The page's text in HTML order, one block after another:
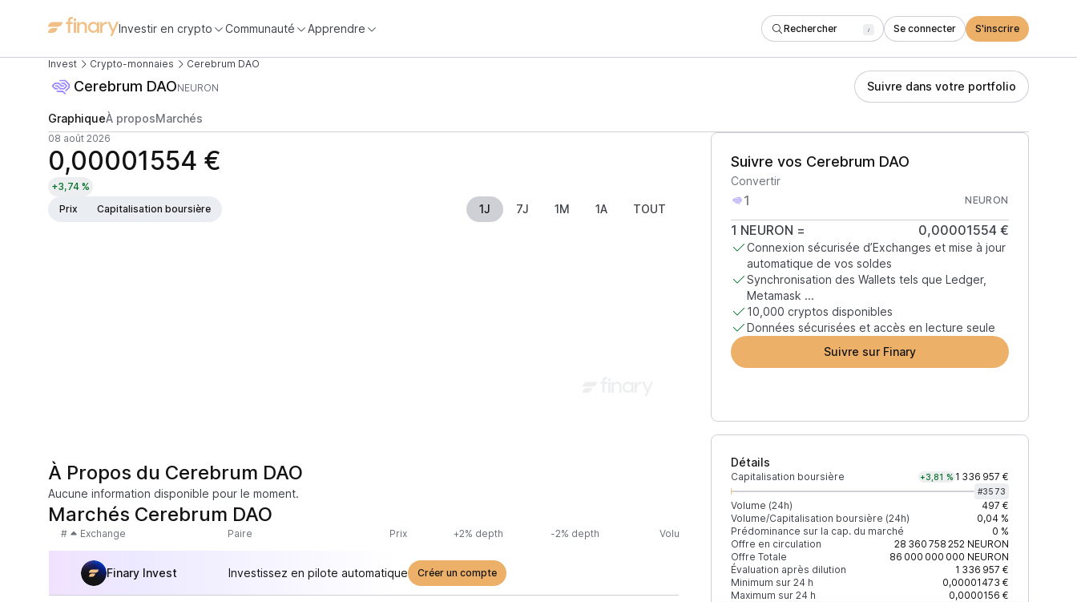
Investir en crypto Communauté Apprendre Rechercher / Se connecter S'inscrire
Invest Crypto-monnaies Cerebrum DAO
Cerebrum DAONEURON Suivre dans votre portfolio
GraphiqueÀ proposMarchés
08 août 2026
0,00001554 €
+3,74 %
Prix
Capitalisation boursière 1J 7J 1M 1A TOUT
Suivre vos Cerebrum DAO
Convertir
NEURON
1 NEURON = 0,00001554 €
Connexion sécurisée d’Exchanges et mise à jour
automatique de vos soldes
Synchronisation des Wallets tels que Ledger,
Metamask ...
10,000 cryptos disponibles
Données sécurisées et accès en lecture seule
Suivre sur Finary
Détails
Capitalisation boursière +3,81 % 1 336 957 €
#3573
Volume (24h)
497 €
Volume/Capitalisation boursière (24h)
0,04 %
Prédominance sur la cap. du marché
0 %
Offre en circulation
28 360 758 252NEURON
Offre Totale
86 000 000 000 NEURON
Évaluation après dilution
1 336 957 €
Minimum sur 24 h
0,00001473 €
Maximum sur 24 h
0,0000156 €
À Propos du Cerebrum DAO
Aucune information disponible pour le moment.
Marchés Cerebrum DAO
# Exchange Paire Prix +2% depth -2% depth Volume (24h) % du volume Confiance Mis à jour
Finary Invest Investissez en pilote automatique Créer un compte